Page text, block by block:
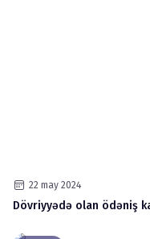
22 may 2024
Dövriyyədə olan ödəniş